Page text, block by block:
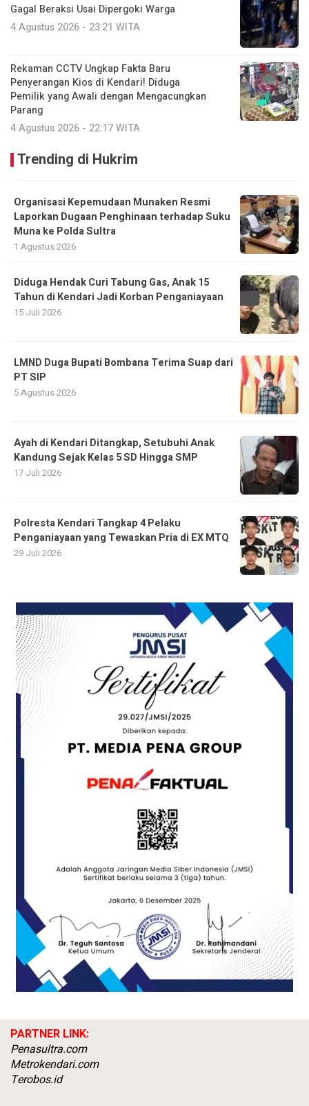
Gagal Beraksi Usai Dipergoki Warga
4 Agustus 2026 - 23:21 WITA
Rekaman CCTV Ungkap Fakta Baru
Penyerangan Kios di Kendari! Diduga
Pemilik yang Awali dengan Mengacungkan
Parang
4 Agustus 2026 - 22:17 WITA
Trending di Hukrim
Organisasi Kepemudaan Munaken Resmi
Laporkan Dugaan Penghinaan terhadap Suku
Muna ke Polda Sultra
1 Agustus 2026
Diduga Hendak Curi Tabung Gas, Anak 15
Tahun di Kendari Jadi Korban Penganiayaan
15 Juli 2026
LMND Duga Bupati Bombana Terima Suap dari
PT SIP
5 Agustus 2026
Ayah di Kendari Ditangkap, Setubuhi Anak
Kandung Sejak Kelas 5 SD Hingga SMP
17 Juli 2026
Polresta Kendari Tangkap 4 Pelaku
Penganiayaan yang Tewaskan Pria di EX MTQ
29 Juli 2026
PARTNER LINK:
Penasultra.com
Metrokendari.com
Terobos.id